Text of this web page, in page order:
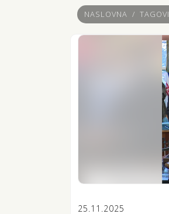
NASLOVNA / TAGOVI
25.11.2025